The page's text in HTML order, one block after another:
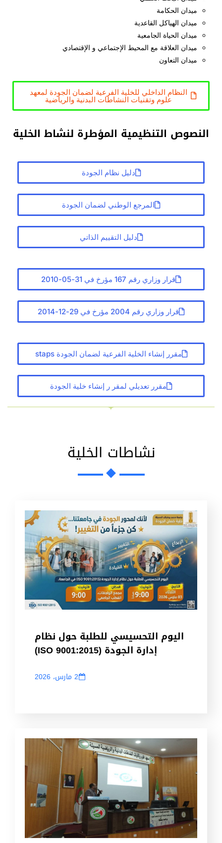
ميدان الحكامة
ميدان الهياكل القاعدية
ميدان الحياة الجامعية
ميدان العلاقة مع المحيط الإجتماعي و الإقتصادي
ميدان التعاون
النظام الداخلي للخلية الفرعية لضمان الجودة لمعهد
علوم وتقنيات النشاطات البدنية والرياضية
النصوص التنظيمية المؤطرة لنشاط الخلية
دليل نظام الجودة
المرجع الوطني لضمان الجودة
دليل التقييم الذاتي
قرار وزاري رقم 167 مؤرخ في 31-05-2010
قرار وزاري رقم 2004 مؤرخ في 29-12-2014
مقرر إنشاء الخلية الفرعية لضمان الجودة staps
مقرر تعديلي لمقر ر إنشاء خلية الجودة
نشاطات الخلية
اليوم التحسيسي للطلبة حول نظام
إدارة الجودة (ISO 9001:2015)
2 مارس، 2026